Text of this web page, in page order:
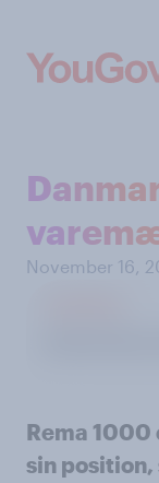
November 16,
Rema 1000
sin